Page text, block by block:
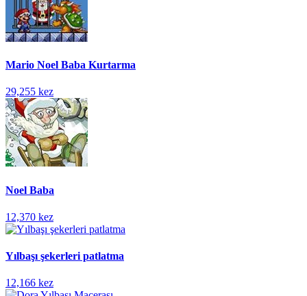
Mario Noel Baba Kurtarma
29,255 kez
Noel Baba
12,370 kez
Yılbaşı şekerleri patlatma
12,166 kez